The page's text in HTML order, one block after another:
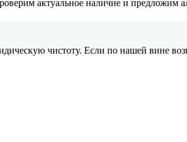
актуальное наличие и предложим
чистоту. Если по нашей вине